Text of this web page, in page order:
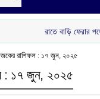
রাতে বাড়ি ফেরার পথে
রাশিফল : ১৭ জুন, ২০২৫
: ১৭ জুন, ২০২৫